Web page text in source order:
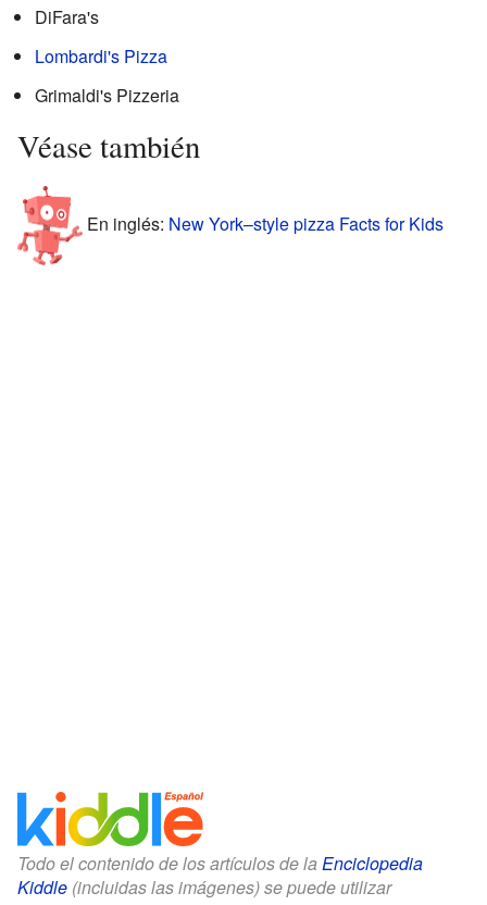
DiFara's
Lombardi's Pizza
Grimaldi's Pizzeria
Véase también
En inglés: New York–style pizza Facts for Kids
Todo el contenido de los artículos de la Enciclopedia
Kiddle (incluidas las imágenes) se puede utilizar